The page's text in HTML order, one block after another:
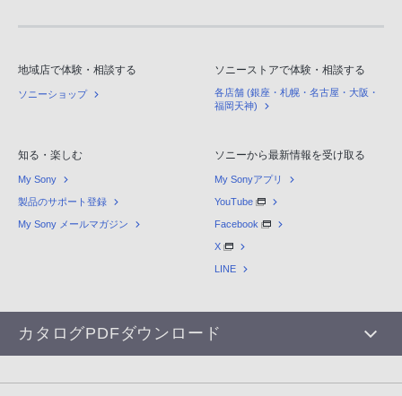
地域店で体験・相談する
ソニーショップ
ソニーストアで体験・相談する
各店舗 (銀座・札幌・名古屋・大阪・
福岡天神)
知る・楽しむ
My Sony
製品のサポート登録
My Sony メールマガジン
ソニーから最新情報を受け取る
My Sonyアプリ
YouTube
Facebook
X
LINE
カタログPDFダウンロード